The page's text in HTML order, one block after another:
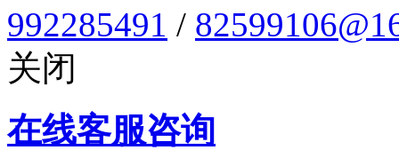
992285491 /
关闭
在线客服咨询